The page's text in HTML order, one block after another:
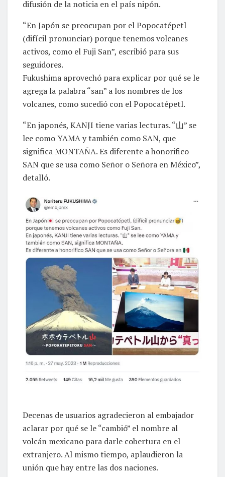
difusión de la noticia en el país nipón.
“En Japón se preocupan por el Popocatépetl
(difícil pronunciar) porque tenemos volcanes
activos, como el Fuji San”, escribió para sus
seguidores.
Fukushima aprovechó para explicar por qué se le
agrega la palabra “san” a los nombres de los
volcanes, como sucedió con el Popocatépetl.
“En japonés, KANJI tiene varias lecturas. “山” se
lee como YAMA y también como SAN, que
significa MONTAÑA. Es diferente a honorifico
SAN que se usa como Señor o Señora en México”,
detalló.
Decenas de usuarios agradecieron al embajador
aclarar por qué se le “cambió” el nombre al
volcán mexicano para darle cobertura en el
extranjero. Al mismo tiempo, aplaudieron la
unión que hay entre las dos naciones.